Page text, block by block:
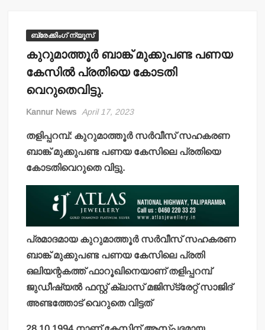
ബ്രേക്കിംഗ് ന്യൂസ്
കുറുമാത്തൂര്‍ ബാങ്ക് മുക്കുപണ്ട പണയ
കേസില്‍ പ്രതിയെ കോടതി
വെറുതെവിട്ടു.
Kannur News April 17, 2023
തളിപ്പറമ്പ്: കുറുമാത്തൂര്‍ സര്‍വീസ് സഹകരണ
ബാങ്ക് മുക്കുപണ്ട പണയ കേസിലെ പ്രതിയെ
കോടതിവെറുതെ വിട്ടു.
പ്രമാദമായ കുറുമാത്തൂര്‍ സര്‍വീസ് സഹകരണ
ബാങ്ക് മുക്കുപണ്ട പണയ കേസിലെ പ്രതി
ഒലിയന്റകത്ത് ഫാറൂഖിനെയാണ് തളിപ്പറമ്പ്
ജുഡീഷ്യല്‍ ഫസ്റ്റ് ക്ലാസ് മജിസ്‌ട്രേറ്റ് സാജിദ്
അണ്ടത്തോട് വെറുതെ വിട്ടത്